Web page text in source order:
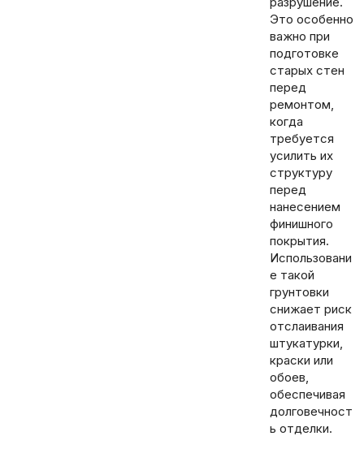
Это особенно
важно при
подготовке
старых стен
перед
ремонтом,
когда
требуется
усилить их
структуру
перед
нанесением
финишного
покрытия.
Использовани
е такой
грунтовки
снижает риск
отслаивания
штукатурки,
краски или
обоев,
обеспечивая
долговечност
ь отделки.